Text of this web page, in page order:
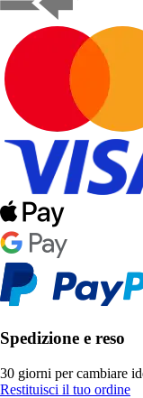
Spedizione e reso
30 giorni per cambiare
Restituisci il tuo ordine